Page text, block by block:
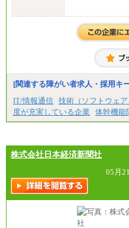
いません。
※一般事務職種
金額を最低額と
たします。
下記は新卒採用
記を再下限とし
（1）【正社員】
0円（大学卒）
（2）【正社員】
[関連する障がい者求人・採用キ
IT/情報通信 技術（ソフトウェ
度が充実している企業
体幹機能
株式会社日本経済新聞社
05月